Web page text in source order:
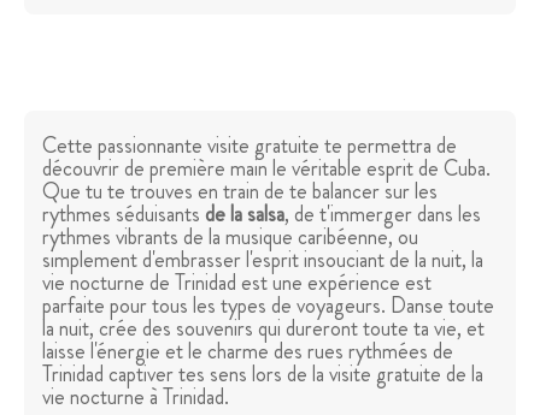
Cette passionnante visite gratuite te permettra de
découvrir de première main le véritable esprit de Cuba.
Que tu te trouves en train de te balancer sur les
rythmes séduisantsde la salsa, de t'immerger dans les
rythmes vibrants de la musique caribéenne, ou
simplement d'embrasser l'esprit insouciant de la nuit, la
vie nocturne de Trinidad est une expérience est
parfaite pour tous les types de voyageurs. Danse toute
la nuit, crée des souvenirs qui dureront toute ta vie, et
laisse l'énergie et le charme des rues rythmées de
Trinidad captiver tes sens lors de la visite gratuite de la
vie nocturne à Trinidad.